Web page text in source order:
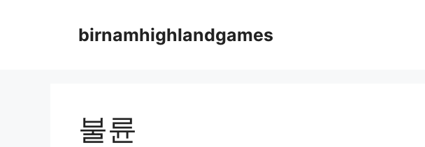
birnamhighlandgames
불륜